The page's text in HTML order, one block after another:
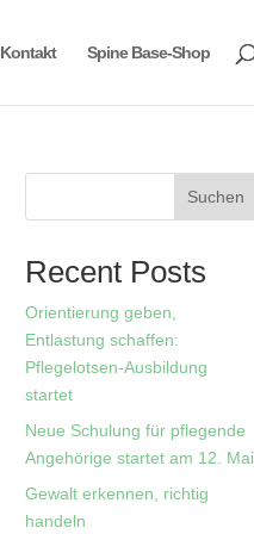
Kontakt Spine Base-Shop
Suchen
Recent Posts
Orientierung geben,
Entlastung schaffen:
Pflegelotsen-Ausbildung
startet
Neue Schulung für pflegende
Angehörige startet am 12. Mai
Gewalt erkennen, richtig
handeln